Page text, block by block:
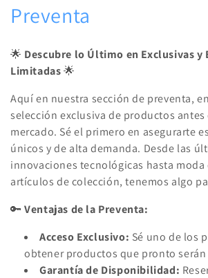
C
o
l
e
c
c
i
ó
Preventa
🌟 Descubre lo Último en Exclusivas y
Limitadas🌟
Aquí en nuestra sección de preventa,
selección exclusiva de productos
mercado. Sé el primero en asegurarte
únicos y de alta demanda. Desde las
innovaciones tecnológicas hasta moda
artículos de colección, tenemos algo
🔑Ventajas de la Preventa:
Acceso Exclusivo: Sé uno de los
obtener productos que pronto
Garantía de Disponibilidad: